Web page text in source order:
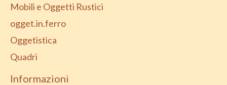
Mobili e Oggetti Rustici
ogget.in.ferro
Oggetistica
Quadri
Informazioni